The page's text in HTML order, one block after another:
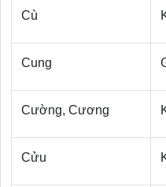
Cù
Cung
Cường, Cương
Cửu